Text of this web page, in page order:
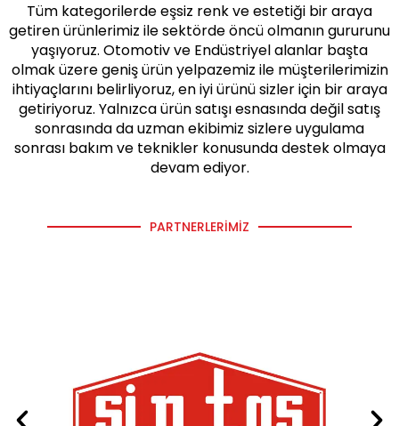
Tüm kategorilerde eşsiz renk ve estetiği bir araya
getiren ürünlerimiz ile sektörde öncü olmanın gururunu
yaşıyoruz. Otomotiv ve Endüstriyel alanlar başta
olmak üzere geniş ürün yelpazemiz ile müşterilerimizin
ihtiyaçlarını belirliyoruz, en iyi ürünü sizler için bir araya
getiriyoruz. Yalnızca ürün satışı esnasında değil satış
sonrasında da uzman ekibimiz sizlere uygulama
sonrası bakım ve teknikler konusunda destek olmaya
devam ediyor.
PARTNERLERIMIZ